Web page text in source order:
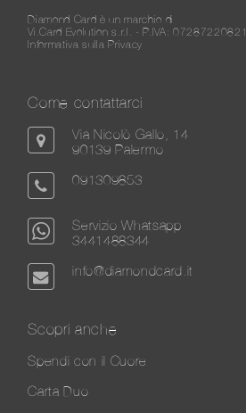
Diamond Card è un marchio di
Vi.Card Evolution s.r.l. - P.IVA: 07287220821
Informativa sulla Privacy
Come contattarci
Via Nicolò Gallo, 14
90139 Palermo
091309853
Servizio Whatsapp
3441488344
info@diamondcard.it
Scopri anche
Spendi con il Cuore
Carta Duo